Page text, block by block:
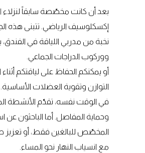
بعد أن كانت مخصّصة سابقاً لنزلاء
إكسكلوسيف الرياضي. تتبنى هذه
نخبة من مدربي اللياقة في
ووركوب الدراجات الجماعي.
أو يمكنكم الحفاظ على لياقتكم
التوازن وتقوية العضلات
في الوقت نفسه، تقدّم الأنشطة
وحماية المفاصل. أما الباحثون
المخصّص للبالغين فقط، أو تعزيز
مع انسياب النهار نحو المساء.